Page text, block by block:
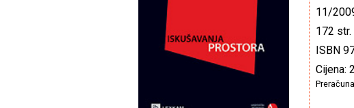
11/
172
ISBN
Cijena: